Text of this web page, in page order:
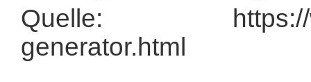
Quelle: https://
generator.html